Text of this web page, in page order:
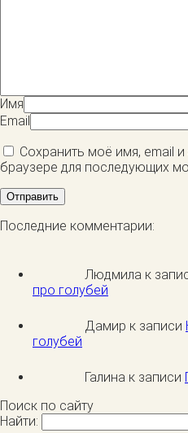
Имя
Email
Сохранить моё имя, email
браузере для последующих
Последние комментарии:
Людмила к
про голубей
Дамир к записи
голубей
Галина к записи
Поиск по сайту
Найти: